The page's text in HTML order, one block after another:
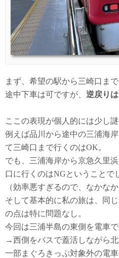
まず、希望の駅から三崎口まで
途中下車は可ですが、 逆戻り
ここの表現が個人的には少し謎
例えば品川から途中の三浦海
て三崎口まで行くのはOK。
でも、三浦海岸から京急久里
口に行くのはNGということで
（効率悪すぎるので、なかな
そして基本的に私の旅は、同
の点は特に問題なし。
今回は三浦半島の東側を電車
→西側をバスで蓋活しながら北
一部まぐろきっぷ対象外の電